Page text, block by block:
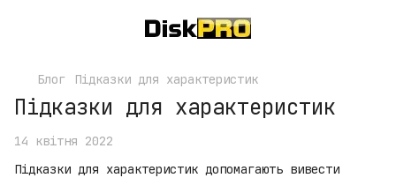
Блог Підказки для характеристик
Підказки для характеристик
14 квітня 2022
Підказки для характеристик допомагають вивести